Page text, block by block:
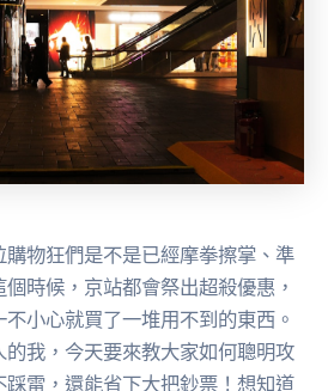
物狂們是不是已經摩拳擦掌、準
時候，京站都會祭出超殺優惠，
小心就買了一堆用不到的東西。
我，今天要來教大家如何聰明攻
雷，還能省下大把鈔票！想知道